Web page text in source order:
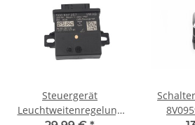
Steuergerät
Leuchtweitenregelung